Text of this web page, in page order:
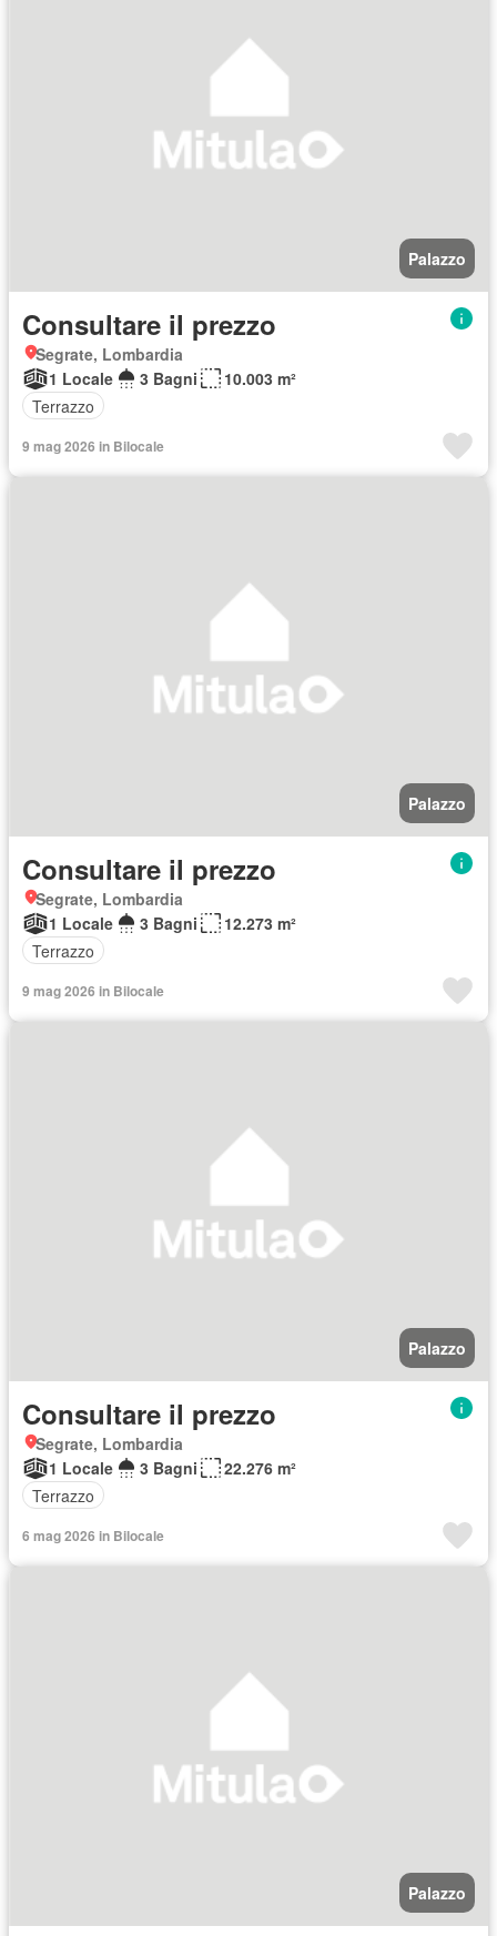
Palazzo
Consultare il prezzo
Segrate, Lombardia
1 Locale
3 Bagni
10.003 m²
Terrazzo
9 mag 2026 in Bilocale
Palazzo
Consultare il prezzo
Segrate, Lombardia
1 Locale
3 Bagni
12.273 m²
Terrazzo
9 mag 2026 in Bilocale
Palazzo
Consultare il prezzo
Segrate, Lombardia
1 Locale
3 Bagni
22.276 m²
Terrazzo
6 mag 2026 in Bilocale
Palazzo